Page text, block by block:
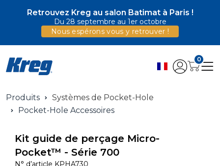
Retrouvez Kreg au salon Batimat à Paris !
Du 28 septembre au 1er octobre
Nous espérons vous y retrouver !
0
Produits
Systèmes de Pocket-Hole
Pocket-Hole Accessoires
Kit guide de perçage Micro-
Pocket™ - Série 700
N° d’article KPHA730